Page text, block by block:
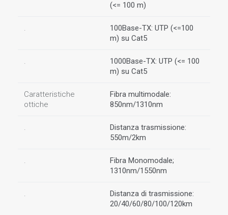
(<= 100 m)
.
100Base-TX: UTP (<=100
m) su Cat5
.
1000Base-TX: UTP (<= 100
m) su Cat5
Caratteristiche
ottiche
Fibra multimodale:
850nm/1310nm
.
Distanza trasmissione:
550m/2km
.
Fibra Monomodale;
1310nm/1550nm
.
Distanza di trasmissione:
20/40/60/80/100/120km